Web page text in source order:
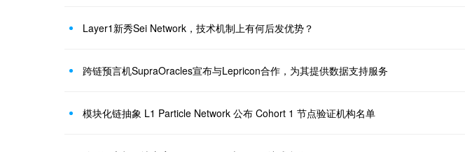
Layer1新秀Sei Network，技术机制上有何后发优势？
跨链预言机SupraOracles宣布与Lepricon合作，为其提供数据支持服务
模块化链抽象 L1 Particle Network 公布 Cohort 1 节点验证机构名单